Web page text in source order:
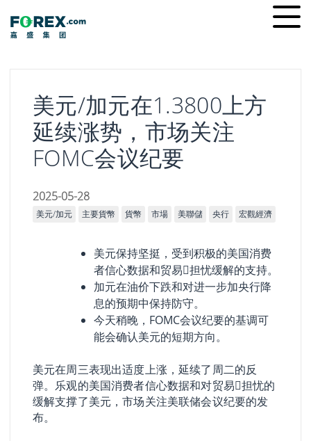
content
美元/加元在1.3800上方
延续涨势，市场关注
FOMC会议纪要
2025-05-28
美元/加元 主要貨幣 貨幣 市場 美聯儲 央行 宏觀經濟
美元保持坚挺，受到积极的美国消费
者信心数据和贸易𢧐担忧缓解的支持。
加元在油价下跌和对进一步加央行降
息的预期中保持防守。
今天稍晚，FOMC会议纪要的基调可
能会确认美元的短期方向。
美元在周三表现出适度上涨，延续了周二的反
弹。乐观的美国消费者信心数据和对贸易𢧐担忧的
缓解支撑了美元，市场关注美联储会议纪要的发
布。